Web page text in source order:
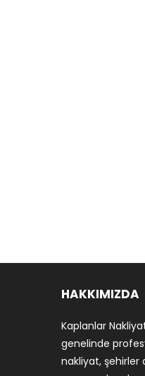
HAKKIMIZDA
Kaplanlar
genelinde
nakliyat, şehirler